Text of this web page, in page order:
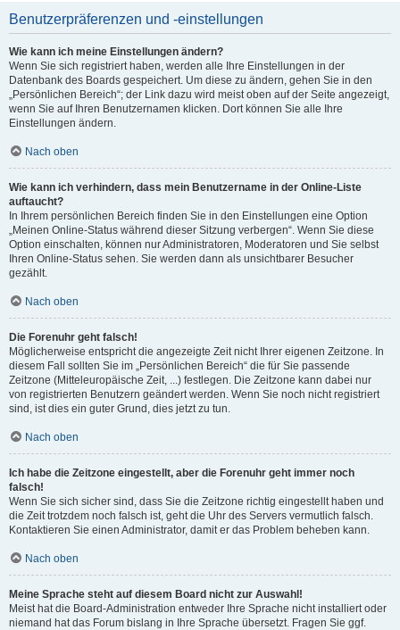
Benutzerpräferenzen und -einstellungen
Wie kann ich meine Einstellungen ändern?
Wenn Sie sich registriert haben, werden alle Ihre Einstellungen in der
Datenbank des Boards gespeichert. Um diese zu ändern, gehen Sie in den
„Persönlichen Bereich“; der Link dazu wird meist oben auf der Seite angezeigt,
wenn Sie auf Ihren Benutzernamen klicken. Dort können Sie alle Ihre
Einstellungen ändern.
Nach oben
Wie kann ich verhindern, dass mein Benutzername in der Online-Liste
auftaucht?
In Ihrem persönlichen Bereich finden Sie in den Einstellungen eine Option
„Meinen Online-Status während dieser Sitzung verbergen“. Wenn Sie diese
Option einschalten, können nur Administratoren, Moderatoren und Sie selbst
Ihren Online-Status sehen. Sie werden dann als unsichtbarer Besucher
gezählt.
Nach oben
Die Forenuhr geht falsch!
Möglicherweise entspricht die angezeigte Zeit nicht Ihrer eigenen Zeitzone. In
diesem Fall sollten Sie im „Persönlichen Bereich“ die für Sie passende
Zeitzone (Mitteleuropäische Zeit, ...) festlegen. Die Zeitzone kann dabei nur
von registrierten Benutzern geändert werden. Wenn Sie noch nicht registriert
sind, ist dies ein guter Grund, dies jetzt zu tun.
Nach oben
Ich habe die Zeitzone eingestellt, aber die Forenuhr geht immer noch
falsch!
Wenn Sie sich sicher sind, dass Sie die Zeitzone richtig eingestellt haben und
die Zeit trotzdem noch falsch ist, geht die Uhr des Servers vermutlich falsch.
Kontaktieren Sie einen Administrator, damit er das Problem beheben kann.
Nach oben
Meine Sprache steht auf diesem Board nicht zur Auswahl!
Meist hat die Board-Administration entweder Ihre Sprache nicht installiert oder
niemand hat das Forum bislang in Ihre Sprache übersetzt. Fragen Sie ggf.